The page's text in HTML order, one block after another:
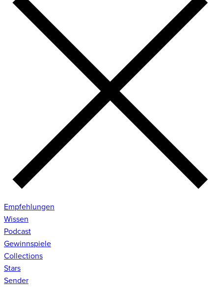
Empfehlungen
Wissen
Podcast
Gewinnspiele
Collections
Stars
Sender